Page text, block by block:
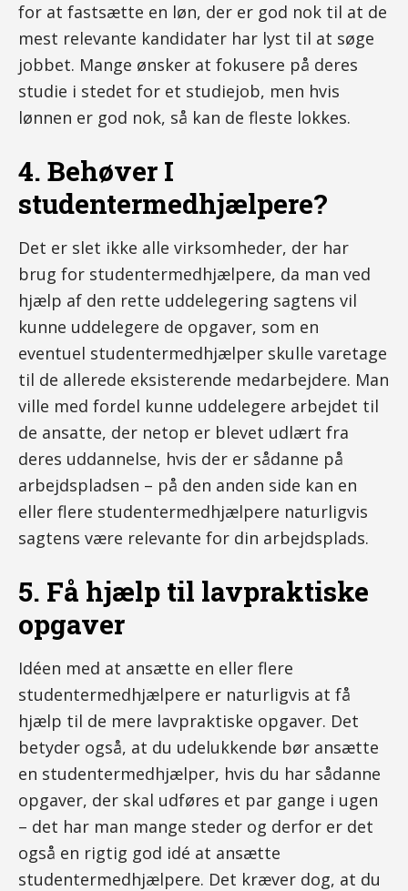
for at fastsætte en løn, der er god nok til at de
mest relevante kandidater har lyst til at søge
jobbet. Mange ønsker at fokusere på deres
studie i stedet for et studiejob, men hvis
lønnen er god nok, så kan de fleste lokkes.
4. Behøver I
studentermedhjælpere?
Det er slet ikke alle virksomheder, der har
brug for studentermedhjælpere, da man ved
hjælp af den rette uddelegering sagtens vil
kunne uddelegere de opgaver, som en
eventuel studentermedhjælper skulle varetage
til de allerede eksisterende medarbejdere. Man
ville med fordel kunne uddelegere arbejdet til
de ansatte, der netop er blevet udlært fra
deres uddannelse, hvis der er sådanne på
arbejdspladsen – på den anden side kan en
eller flere studentermedhjælpere naturligvis
sagtens være relevante for din arbejdsplads.
5. Få hjælp til lavpraktiske
opgaver
Idéen med at ansætte en eller flere
studentermedhjælpere er naturligvis at få
hjælp til de mere lavpraktiske opgaver. Det
betyder også, at du udelukkende bør ansætte
en studentermedhjælper, hvis du har sådanne
opgaver, der skal udføres et par gange i ugen
– det har man mange steder og derfor er det
også en rigtig god idé at ansætte
studentermedhjælpere. Det kræver dog, at du